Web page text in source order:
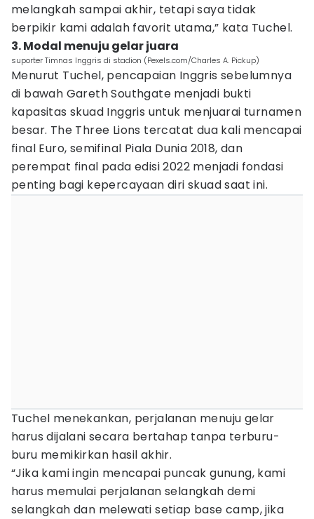
melangkah sampai akhir, tetapi saya tidak
berpikir kami adalah favorit utama,” kata Tuchel.
3. Modal menuju gelar juara
suporter Timnas Inggris di stadion (Pexels.com/Charles A. Pickup)
Menurut Tuchel, pencapaian Inggris sebelumnya
di bawah Gareth Southgate menjadi bukti
kapasitas skuad Inggris untuk menjuarai turnamen
besar. The Three Lions tercatat dua kali mencapai
final Euro, semifinal Piala Dunia 2018, dan
perempat final pada edisi 2022 menjadi fondasi
penting bagi kepercayaan diri skuad saat ini.
Tuchel menekankan, perjalanan menuju gelar
harus dijalani secara bertahap tanpa terburu-
buru memikirkan hasil akhir.
“Jika kami ingin mencapai puncak gunung, kami
harus memulai perjalanan selangkah demi
selangkah dan melewati setiap base camp, jika